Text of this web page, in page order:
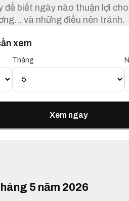
biết ngày nào thuận lợi
và những điều nên tránh.
xem
Tháng
Xem ngay
5 năm 2026